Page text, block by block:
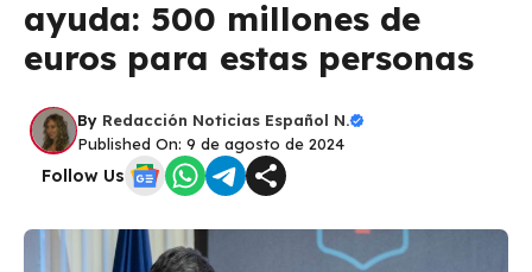
ayuda: 500 millones de
euros para estas personas
By Redacción Noticias Español N.
Published On: 9 de agosto de 2024
Follow Us